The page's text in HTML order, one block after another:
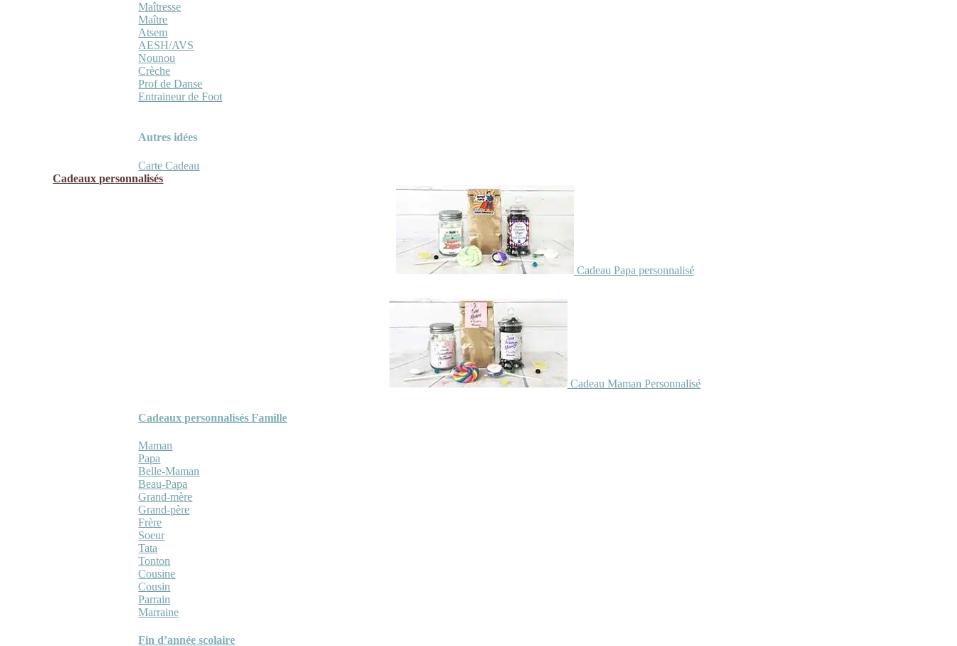
Maîtresse
Maître
Atsem
AESH/AVS
Nounou
Crèche
Prof de Danse
Entraineur de Foot
Autres idées
Carte Cadeau
Cadeaux personnalisés
Cadeau Papa personnalisé
Cadeau Maman Personnalisé
Cadeaux personnalisés Famille
Maman
Papa
Belle-Maman
Beau-Papa
Grand-mère
Grand-père
Frère
Soeur
Tata
Tonton
Cousine
Cousin
Parrain
Marraine
Fin d’année scolaire